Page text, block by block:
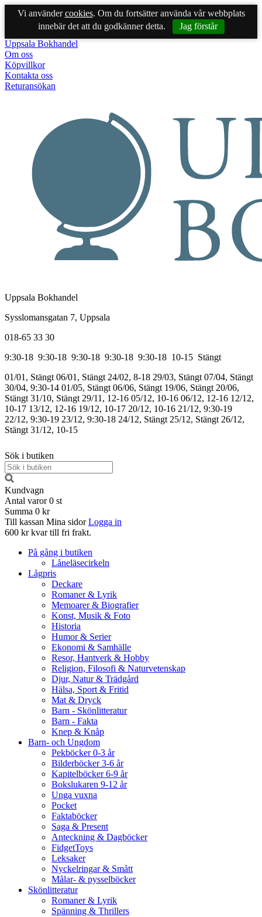
Vi användercookies. Om du fortsätter använda vår webbplats
innebär det att du godkänner detta.
Jag förstår
Uppsala Bokhandel
Om oss
Köpvillkor
Kontakta oss
Returansökan
Uppsala Bokhandel
Sysslomansgatan 7, Uppsala
018-65 33 30
9:30-18 9:30-18 9:30-18 9:30-18 9:30-18 10-15 Stängt
01/01, Stängt 06/01, Stängt 24/02, 8-18 29/03, Stängt 07/04, Stängt
30/04, 9:30-14 01/05, Stängt 06/06, Stängt 19/06, Stängt 20/06,
Stängt 31/10, Stängt 29/11, 12-16 05/12, 10-16 06/12, 12-16 12/12,
10-17 13/12, 12-16 19/12, 10-17 20/12, 10-16 21/12, 9:30-19
22/12, 9:30-19 23/12, 9:30-18 24/12, Stängt 25/12, Stängt 26/12,
Stängt 31/12, 10-15
Sök i butiken
Kundvagn
Antal varor 0 st
Summa 0 kr
Till kassan Mina sidor Logga in
600 kr kvar till fri frakt.
På gång i butiken
Låneläsecirkeln
Lågpris
Deckare
Romaner & Lyrik
Memoarer & Biografier
Konst, Musik & Foto
Historia
Humor & Serier
Ekonomi & Samhälle
Resor, Hantverk & Hobby
Religion, Filosofi & Naturvetenskap
Djur, Natur & Trädgård
Hälsa, Sport & Fritid
Mat & Dryck
Barn - Skönlitteratur
Barn - Fakta
Knep & Knåp
Barn- och Ungdom
Pekböcker 0-3 år
Bilderböcker 3-6 år
Kapitelböcker 6-9 år
Bokslukaren 9-12 år
Unga vuxna
Pocket
Faktaböcker
Saga & Present
Anteckning & Dagböcker
FidgetToys
Leksaker
Nyckelringar & Smått
Målar- & pysselböcker
Skönlitteratur
Romaner & Lyrik
Spänning & Thrillers